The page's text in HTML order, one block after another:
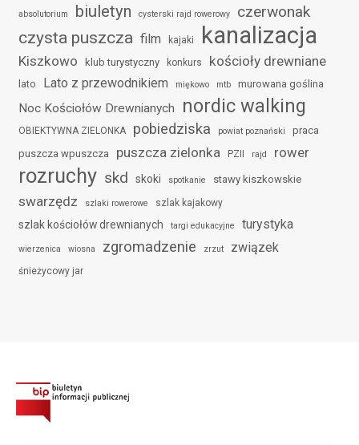
absolutorium biuletyn cysterski rajd rowerowy czerwonak
czysta puszcza film kajaki kanalizacja
Kiszkowo klub turystyczny konkurs kościoły drewniane
lato Lato z przewodnikiem miękowo mtb murowana goślina
Noc Kościołów Drewnianych nordic walking
OBIEKTYWNA ZIELONKA pobiedziska powiat poznański
praca
puszcza wpuszcza
puszcza zielonka PZII rajd rower
rozruchy skd skoki spotkanie stawy kiszkowskie
swarzędz szlaki rowerowe szlak kajakowy
szlak kościołów drewnianych targi edukacyjne turystyka
wierzenica wiosna zgromadzenie zrzut związek
śnieżycowy jar